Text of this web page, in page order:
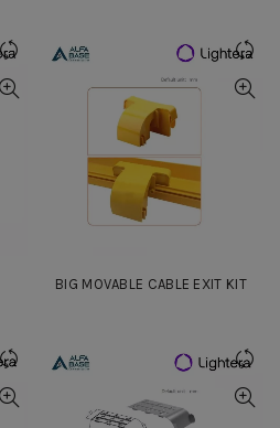
BIG MOVABLE CABLE EXIT KIT